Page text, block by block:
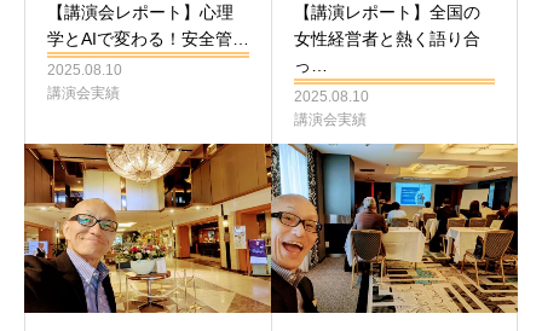
【講演会レポート】心理
学とAIで変わる！安全管…
2025.08.10
講演会実績
【講演レポート】全国の
女性経営者と熱く語り合
っ…
2025.08.10
講演会実績